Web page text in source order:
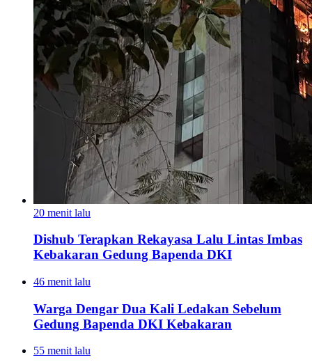
20 menit lalu
Dishub Terapkan Rekayasa Lalu Lintas Imbas
Kebakaran Gedung Bapenda DKI
46 menit lalu
Warga Dengar Dua Kali Ledakan Sebelum
Gedung Bapenda DKI Kebakaran
55 menit lalu